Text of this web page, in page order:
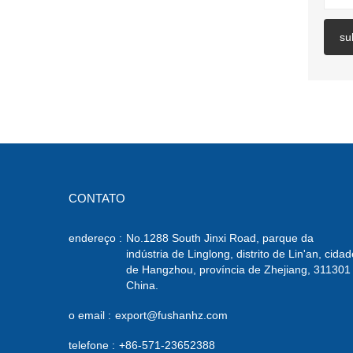
CONTATO
endereço : No.1288 South Jinxi Road, parque da
indústria de Linglong, distrito de Lin'an,
de Hangzhou, província de Zhejiang, 311301
China.
o email : export@fushanhz.com
telefone : +86-571-23652388